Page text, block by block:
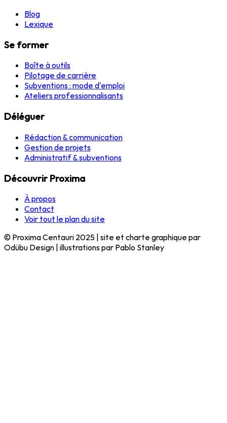
Blog
Lexique
Se former
Boîte à outils
Pilotage de carrière
Subventions : mode d'emploi
Ateliers professionnalisants
Déléguer
Rédaction & communication
Gestion de projets
Administratif & subventions
Découvrir Proxima
À propos
Contact
Voir tout le plan du site
© Proxima Centauri 2025 | site et charte graphique par
Odübu Design | illustrations par Pablo Stanley